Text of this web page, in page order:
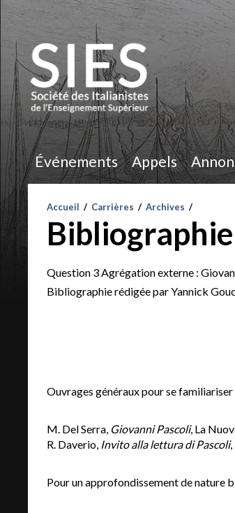
Événements Appels
Accueil / Carrières / Archives /
Question 3 Agrégation externe :
Bibliographie rédigée par Yannick
Ouvrages généraux pour se
M. Del Serra, Giovanni Pascoli, La
R. Daverio, Invito alla lettura di Pascoli
Pour un approfondissement de nature